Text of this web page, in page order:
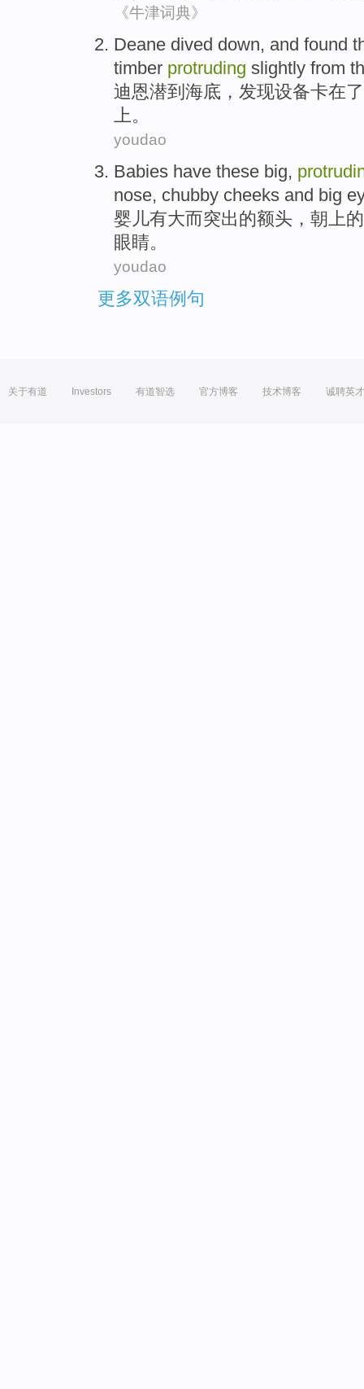
《牛津词典》
Deane dived down, and found
timber protruding slightly from
迪恩潜到海底 ， 发现设备卡在
上。
youdao
Babies have these big,
nose, chubby cheeks and big
婴儿有大而突出的额头 ， 朝 上的
眼睛。
youdao
更多双语例句
关于有道 Investors 有道智选 官方博客 技术博客 诚聘英才